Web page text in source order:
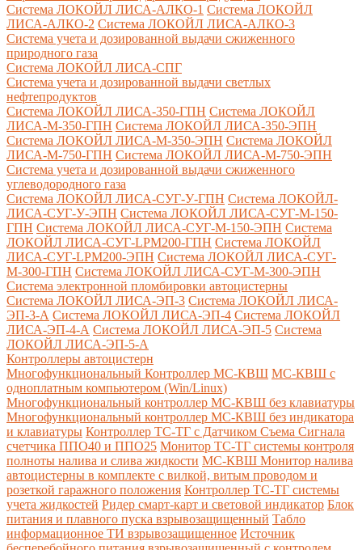
Система ЛОКОЙЛ ЛИСА-AЛКО-1 Система ЛОКОЙЛ
ЛИСА-АЛКО-2 Система ЛОКОЙЛ ЛИСА-АЛКО-3
Система учета и дозированной выдачи сжиженного
природного газа
Система ЛОКОЙЛ ЛИСА-СПГ
Система учета и дозированной выдачи светлых
нефтепродуктов
Система ЛОКОЙЛ ЛИСА-350-ГПН Система ЛОКОЙЛ
ЛИСА-М-350-ГПН Система ЛОКОЙЛ ЛИСА-350-ЭПН
Система ЛОКОЙЛ ЛИСА-М-350-ЭПН Система ЛОКОЙЛ
ЛИСА-М-750-ГПН Система ЛОКОЙЛ ЛИСА-М-750-ЭПН
Система учета и дозированной выдачи сжиженного
углеводородного газа
Система ЛОКОЙЛ ЛИСА-СУГ-У-ГПН Система ЛОКОЙЛ-
ЛИСА-СУГ-У-ЭПН Система ЛОКОЙЛ ЛИСА-СУГ-М-150-
ГПН Система ЛОКОЙЛ ЛИСА-СУГ-М-150-ЭПН Система
ЛОКОЙЛ ЛИСА-СУГ-LPM200-ГПН Система ЛОКОЙЛ
ЛИСА-СУГ-LPM200-ЭПН Система ЛОКОЙЛ ЛИСА-СУГ-
М-300-ГПН Система ЛОКОЙЛ ЛИСА-СУГ-М-300-ЭПН
Система электронной пломбировки автоцистерны
Система ЛОКОЙЛ ЛИСА-ЭП-3 Система ЛОКОЙЛ ЛИСА-
ЭП-3-А Система ЛОКОЙЛ ЛИСА-ЭП-4 Система ЛОКОЙЛ
ЛИСА-ЭП-4-А Система ЛОКОЙЛ ЛИСА-ЭП-5 Система
ЛОКОЙЛ ЛИСА-ЭП-5-А
Контроллеры автоцистерн
Многофункциональный Контроллер МС-КВШ МС-КВШ с
одноплатным компьютером (Win/Linux)
Многофункциональный контроллер МС-КВШ без клавиатуры
Многофункциональный контроллер МС-КВШ без индикатора
и клавиатуры Контроллер ТС-ТГ с Датчиком Съема Сигнала
счетчика ППО40 и ППО25 Монитор ТС-ТГ системы контроля
полноты налива и слива жидкости МС-КВШ Монитор налива
автоцистерны в комплекте с вилкой, витым проводом и
розеткой гаражного положения Контроллер ТС-ТГ системы
учета жидкостей Ридер смарт-карт и световой индикатор Блок
питания и плавного пуска взрывозащищенный Табло
информационное ТИ взрывозащищенное Источник